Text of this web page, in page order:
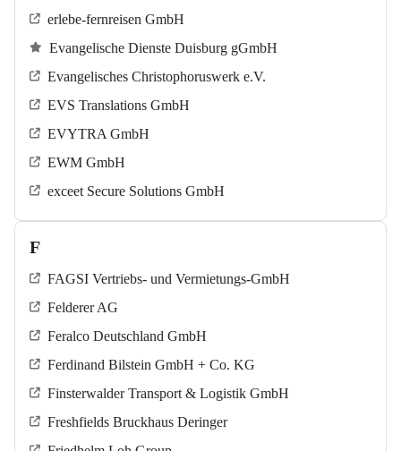
erlebe-fernreisen GmbH
Evangelische Dienste Duisburg gGmbH
Evangelisches Christophoruswerk e.V.
EVS Translations GmbH
EVYTRA GmbH
EWM GmbH
exceet Secure Solutions GmbH
F
FAGSI Vertriebs- und Vermietungs-GmbH
Felderer AG
Feralco Deutschland GmbH
Ferdinand Bilstein GmbH + Co. KG
Finsterwalder Transport & Logistik GmbH
Freshfields Bruckhaus Deringer